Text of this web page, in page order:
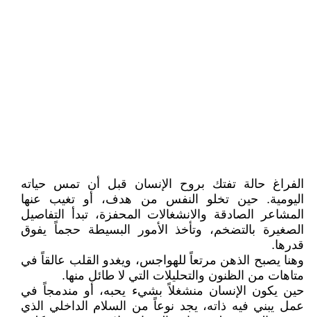
الفراغ حالة تفتك بروح الإنسان قبل أن تمس حياته
اليومية. حين تخلو النفس من هدف، أو تغيب عنها
المشاعر الصادقة والانشغالات المحفزة، تبدأ التفاصيل
الصغيرة بالتضخم، وتأخذ الأمور البسيطة حجماً يفوق
قدرها.
وهنا يصبح الذهن مرتعاً للهواجس، ويغدو القلب عالقاً في
متاهات من الظنون والتحليلات التي لا طائل منها.
حين يكون الإنسان منشغلاً بشيء يحبه، أو مندمجاً في
عمل يبني فيه ذاته، يجد نوعاً من السلام الداخلي الذي